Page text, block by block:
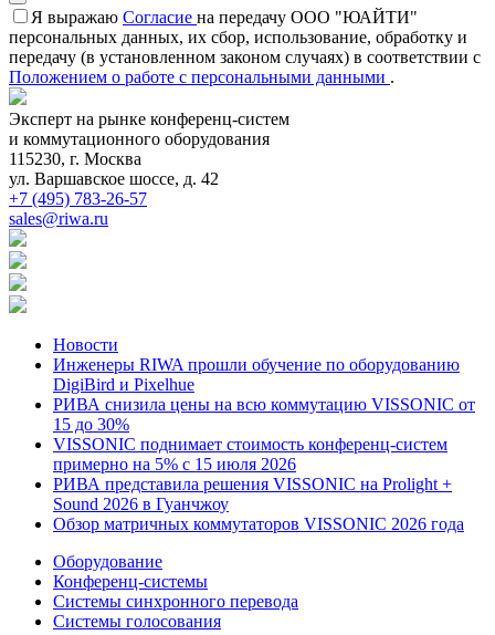
Я выражаю Согласие на передачу ООО "ЮАЙТИ"
персональных данных, их сбор, использование, обработку и
передачу (в установленном законом случаях) в соответствии с
Положением о работе с персональными данными .
Эксперт на рынке конференц-систем
и коммутационного оборудования
115230, г. Москва
ул. Варшавское шоссе, д. 42
+7 (495) 783-26-57
sales@riwa.ru
Новости
Инженеры RIWA прошли обучение по оборудованию
DigiBird и Pixelhue
РИВА снизила цены на всю коммутацию VISSONIC от
15 до 30%
VISSONIC поднимает стоимость конференц-систем
примерно на 5% с 15 июля 2026
РИВА представила решения VISSONIC на Prolight +
Sound 2026 в Гуанчжоу
Обзор матричных коммутаторов VISSONIC 2026 года
Оборудование
Конференц-системы
Системы синхронного перевода
Системы голосования